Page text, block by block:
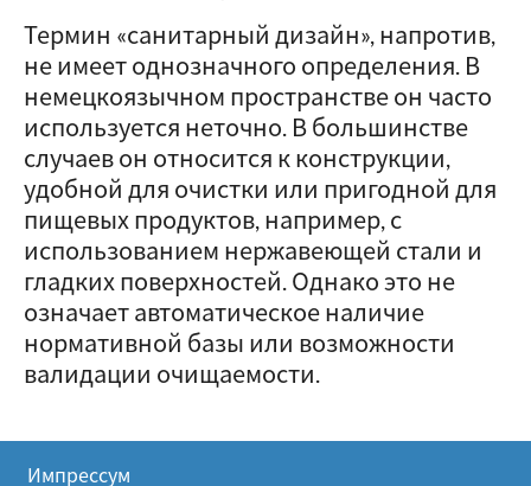
Термин «санитарный дизайн», напротив,
не имеет однозначного определения. В
немецкоязычном пространстве он часто
используется неточно. В большинстве
случаев он относится к конструкции,
удобной для очистки или пригодной для
пищевых продуктов, например, с
использованием нержавеющей стали и
гладких поверхностей. Однако это не
означает автоматическое наличие
нормативной базы или возможности
валидации очищаемости.
Импрессум